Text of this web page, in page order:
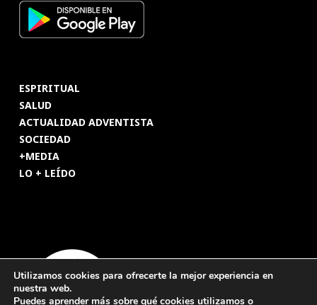
ESPIRITUAL
SALUD
ACTUALIDAD ADVENTISTA
SOCIEDAD
+MEDIA
LO + LEÍDO
Utilizamos cookies para ofrecerte la mejor experiencia en
nuestra web.
Puedes aprender más sobre qué cookies utilizamos o